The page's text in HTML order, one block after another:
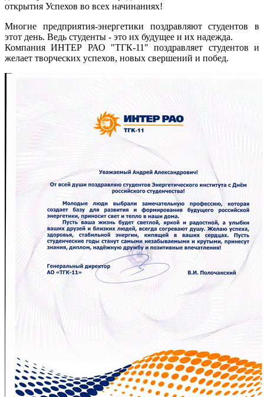
открытия Успехов во всех начинаниях!
Многие предприятия-энергетики поздравляют студентов в
этот день. Ведь студенты - это их будущее и их надежда.
Компания ИНТЕР РАО "ТГК-11" поздравляет студентов и
желает творческих успехов, новых свершений и побед.
strong>